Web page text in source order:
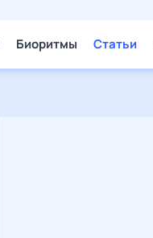
Биоритмы Статьи